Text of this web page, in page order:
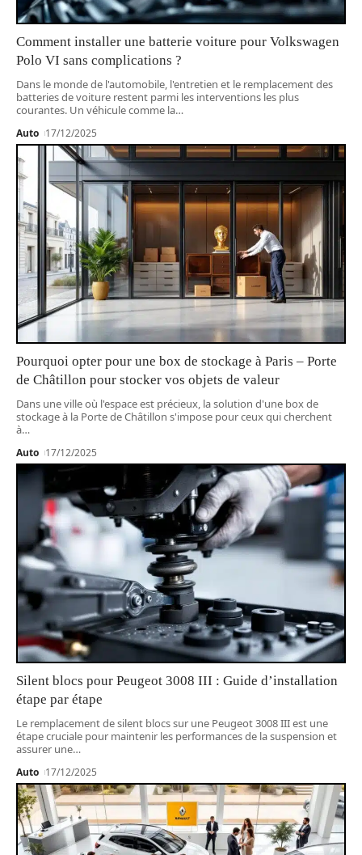
Comment installer une batterie voiture pour Volkswagen
Polo VI sans complications ?
Dans le monde de l'automobile, l'entretien et le remplacement des
batteries de voiture restent parmi les interventions les plus
courantes. Un véhicule comme la…
Auto 17/12/2025
Pourquoi opter pour une box de stockage à Paris – Porte
de Châtillon pour stocker vos objets de valeur
Dans une ville où l'espace est précieux, la solution d'une box de
stockage à la Porte de Châtillon s'impose pour ceux qui cherchent
à…
Auto 17/12/2025
Silent blocs pour Peugeot 3008 III : Guide d’installation
étape par étape
Le remplacement de silent blocs sur une Peugeot 3008 III est une
étape cruciale pour maintenir les performances de la suspension et
assurer une…
Auto 17/12/2025